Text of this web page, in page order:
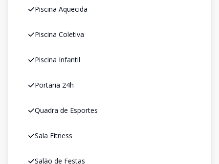
Piscina Aquecida
Piscina Coletiva
Piscina Infantil
Portaria 24h
Quadra de Esportes
Sala Fitness
Salão de Festas